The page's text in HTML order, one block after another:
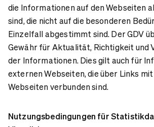
die Informationen auf den Webseiten
sind, die nicht auf die besonderen
Einzelfall abgestimmt sind. Der GDV
Gewähr für Aktualität, Richtigkeit und
der Informationen. Dies gilt auch für
externen Webseiten, die über Links mit
Webseiten verbunden sind.
Nutzungsbedingungen für